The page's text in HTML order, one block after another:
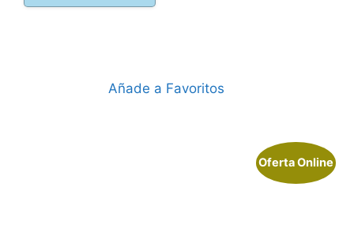
Añade a Favoritos
Oferta Online